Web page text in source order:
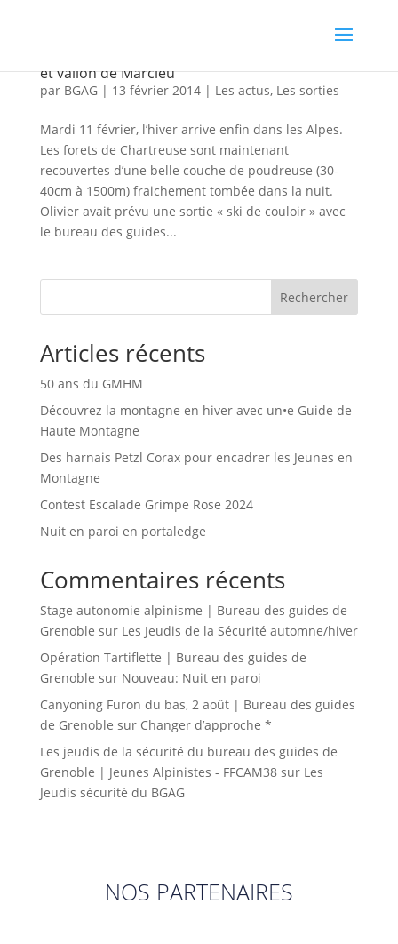
et vallon de Marcieu
par BGAG| 13 février 2014| Les actus, Les sorties
Mardi 11 février, l’hiver arrive enfin dans les Alpes.
Les forets de Chartreuse sont maintenant
recouvertes d’une belle couche de poudreuse (30-
40cm à 1500m) fraichement tombée dans la nuit.
Olivier avait prévu une sortie « ski de couloir » avec
le bureau des guides...
Rechercher
Articles récents
50 ans du GMHM
Découvrez la montagne en hiver avec un•e Guide de
Haute Montagne
Des harnais Petzl Corax pour encadrer les Jeunes en
Montagne
Contest Escalade Grimpe Rose 2024
Nuit en paroi en portaledge
Commentaires récents
Stage autonomie alpinisme | Bureau des guides de
Grenoble sur Les Jeudis de la Sécurité automne/hiver
Opération Tartiflette | Bureau des guides de
Grenoble sur Nouveau: Nuit en paroi
Canyoning Furon du bas, 2 août | Bureau des guides
de Grenoble sur Changer d’approche *
Les jeudis de la sécurité du bureau des guides de
Grenoble | Jeunes Alpinistes - FFCAM38sur Les
Jeudis sécurité du BGAG
NOS PARTENAIRES